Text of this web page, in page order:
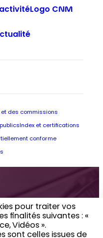
pour traiter vos
finalités suivantes : «
Vidéos ».
sont celles issues de
Logo CNM
des commissions
Index et certifications
conforme
CNM